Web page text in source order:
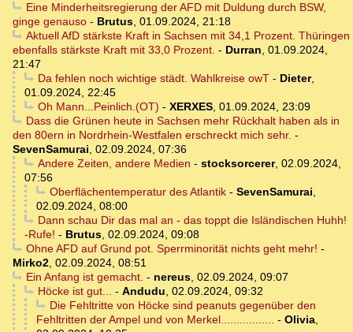
Eine Minderheitsregierung der AFD mit Duldung durch BSW,
ginge genauso - Brutus, 01.09.2024, 21:18
Aktuell AfD stärkste Kraft in Sachsen mit 34,1 Prozent. Thüringen
ebenfalls stärkste Kraft mit 33,0 Prozent. - Durran, 01.09.2024,
21:47
Da fehlen noch wichtige städt. Wahlkreise owT- Dieter,
01.09.2024, 22:45
Oh Mann...Peinlich.(OT) - XERXES, 01.09.2024, 23:09
Dass die Grünen heute in Sachsen mehr Rückhalt haben als in
den 80ern in Nordrhein-Westfalen erschreckt mich sehr. -
SevenSamurai, 02.09.2024, 07:36
Andere Zeiten, andere Medien - stocksorcerer, 02.09.2024,
07:56
Oberflächentemperatur des Atlantik- SevenSamurai,
02.09.2024, 08:00
Dann schau Dir das mal an - das toppt die Isländischen Huhh!
-Rufe! - Brutus, 02.09.2024, 09:08
Ohne AFD auf Grund pot. Sperrminorität nichts geht mehr! -
Mirko2, 02.09.2024, 08:51
Ein Anfang ist gemacht. - nereus, 02.09.2024, 09:07
Höcke ist gut... - Andudu, 02.09.2024, 09:32
Die Fehltritte von Höcke sind peanuts gegenüber den
Fehltritten der Ampel und von Merkel................. - Olivia,